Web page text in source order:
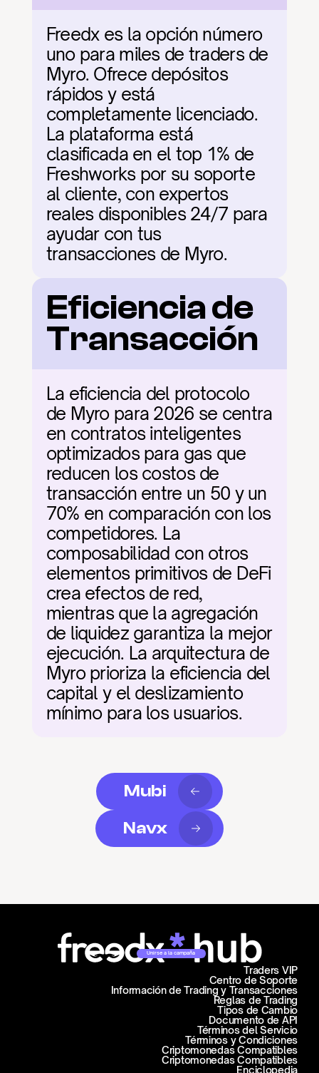
Freedx es la opción número
uno para miles de traders de
Myro. Ofrece depósitos
rápidos y está
completamente licenciado.
La plataforma está
clasificada en el top 1% de
Freshworks por su soporte
al cliente, con expertos
reales disponibles 24/7 para
ayudar con tus
transacciones de Myro.
Eficiencia de
Transacción
La eficiencia del protocolo
de Myro para 2026 se centra
en contratos inteligentes
optimizados para gas que
reducen los costos de
transacción entre un 50 y un
70% en comparación con los
competidores. La
composabilidad con otros
elementos primitivos de DeFi
crea efectos de red,
mientras que la agregación
de liquidez garantiza la mejor
ejecución. La arquitectura de
Myro prioriza la eficiencia del
capital y el deslizamiento
mínimo para los usuarios.
Mubi
Navx
Unirse a la campaña
Centro de Soporte
Información de Trading y Transacciones
Traders VIP
Reglas de Trading
Tipos de Cambio
Documento de API
Términos del Servicio
Términos y Condiciones
Criptomonedas Compatibles
Criptomonedas Compatibles
Enciclopedia